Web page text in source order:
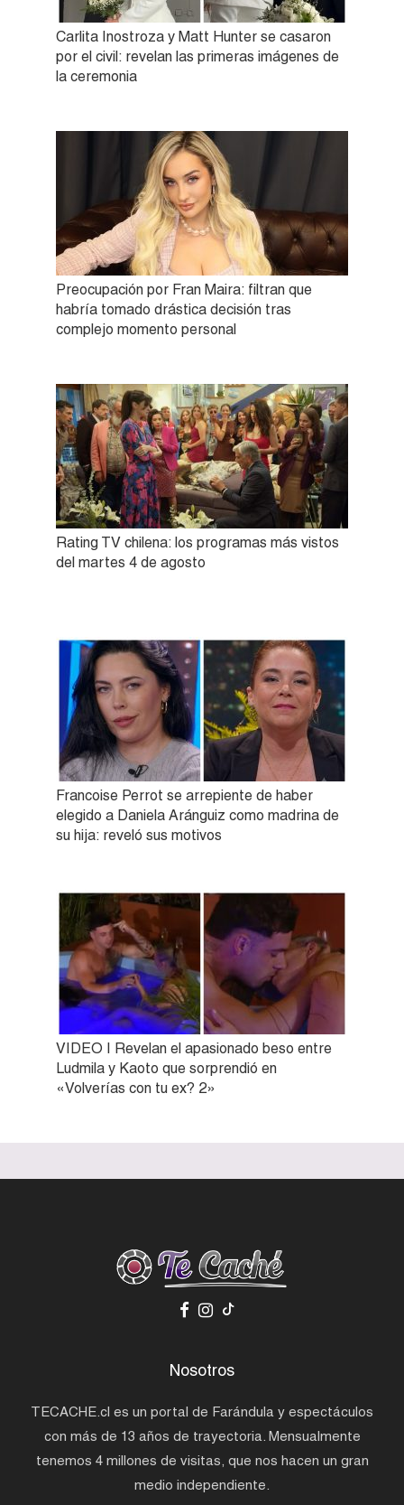
Carlita Inostroza y Matt Hunter se casaron
por el civil: revelan las primeras imágenes de
la ceremonia
Preocupación por Fran Maira: filtran que
habría tomado drástica decisión tras
complejo momento personal
Rating TV chilena: los programas más vistos
del martes 4 de agosto
Francoise Perrot se arrepiente de haber
elegido a Daniela Aránguiz como madrina de
su hija: reveló sus motivos
VIDEO | Revelan el apasionado beso entre
Ludmila y Kaoto que sorprendió en
«Volverías con tu ex? 2»
Nosotros
TECACHE.cl es un portal de Farándula y espectáculos
con más de 13 años de trayectoria. Mensualmente
tenemos 4 millones de visitas, que nos hacen un gran
medio independiente.